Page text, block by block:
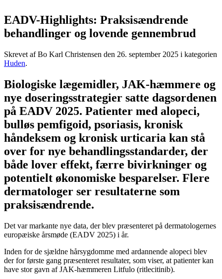
EADV-Highlights: Praksisændrende
behandlinger og lovende gennembrud
Skrevet af Bo Karl Christensen den 26. september 2025 i kategorien
Huden.
Biologiske lægemidler, JAK-hæmmere og
nye doseringsstrategier satte dagsordenen
på EADV 2025. Patienter med alopeci,
bulløs pemfigoid, psoriasis, kronisk
håndeksem og kronisk urticaria kan stå
over for nye behandlingsstandarder, der
både lover effekt, færre bivirkninger og
potentielt økonomiske besparelser. Flere
dermatologer ser resultaterne som
praksisændrende.
Det var markante nye data, der blev præsenteret på dermatologernes
europæiske årsmøde (EADV 2025) i år.
Inden for de sjældne hårsygdomme med ardannende alopeci blev
der for første gang præsenteret resultater, som viser, at patienter kan
have stor gavn af JAK-hæmmeren Litfulo (ritlecitinib).